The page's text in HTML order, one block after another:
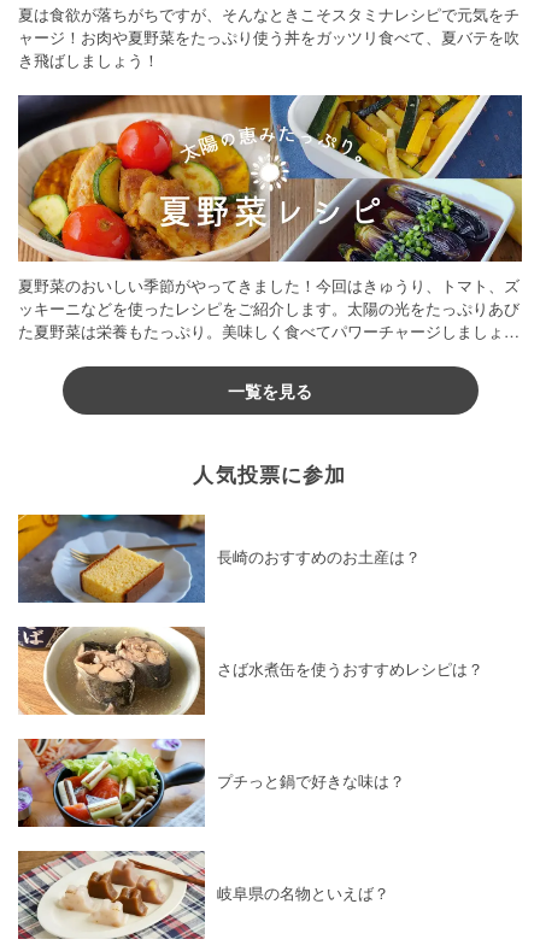
夏は食欲が落ちがちですが、そんなときこそスタミナレシピで元気をチ
ャージ！お肉や夏野菜をたっぷり使う丼をガッツリ食べて、夏バテを吹
き飛ばしましょう！
夏野菜のおいしい季節がやってきました！今回はきゅうり、トマト、ズ
ッキーニなどを使ったレシピをご紹介します。太陽の光をたっぷりあび
た夏野菜は栄養もたっぷり。美味しく食べてパワーチャージしましょう
一覧を見る
人気投票に参加
長崎のおすすめのお土産は？
さば水煮缶を使うおすすめレシピは？
プチっと鍋で好きな味は？
岐阜県の名物といえば？